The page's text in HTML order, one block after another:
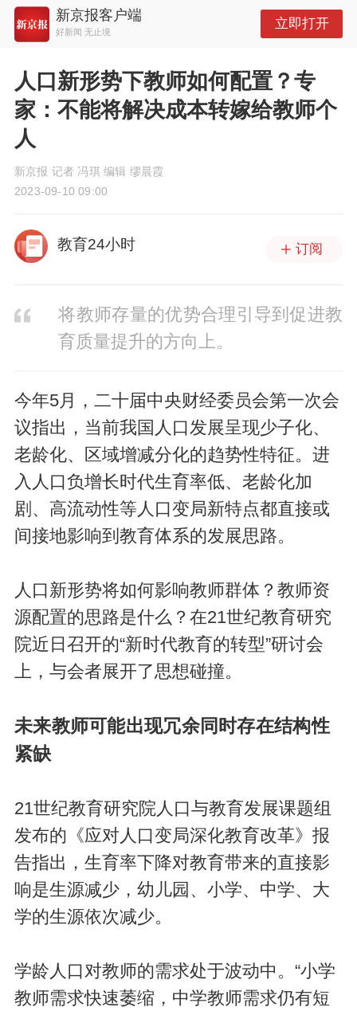
新京报客户端
好新闻 无止境
立即打开
人口新形势下教师如何配置？专
家：不能将解决成本转嫁给教师个
人
新京报 记者 冯琪 编辑 缪晨霞
2023-09-10 09:00
教育24小时 订阅
将教师存量的优势合理引导到促进教
育质量提升的方向上。
今年5月，二十届中央财经委员会第一次会
议指出，当前我国人口发展呈现少子化、
老龄化、区域增减分化的趋势性特征。进
入人口负增长时代生育率低、老龄化加
剧、高流动性等人口变局新特点都直接或
间接地影响到教育体系的发展思路。
人口新形势将如何影响教师群体？教师资
源配置的思路是什么？在21世纪教育研究
院近日召开的“新时代教育的转型”研讨会
上，与会者展开了思想碰撞。
未来教师可能出现冗余同时存在结构性
紧缺
21世纪教育研究院人口与教育发展课题组
发布的《应对人口变局深化教育改革》报
告指出，生育率下降对教育带来的直接影
响是生源减少，幼儿园、小学、中学、大
学的生源依次减少。
学龄人口对教师的需求处于波动中。“小学
教师需求快速萎缩，中学教师需求仍有短